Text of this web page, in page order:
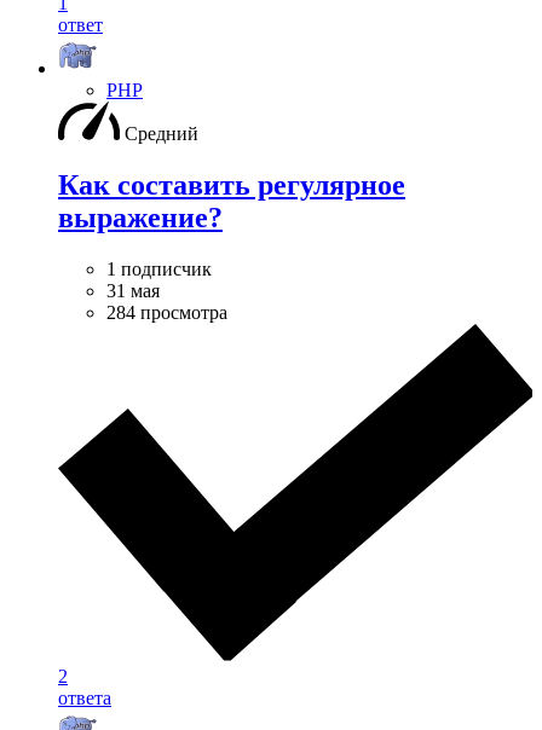
ответ
PHP
Средний
Как составить регулярное
выражение?
1 подписчик
31 мая
284 просмотра
2
ответа